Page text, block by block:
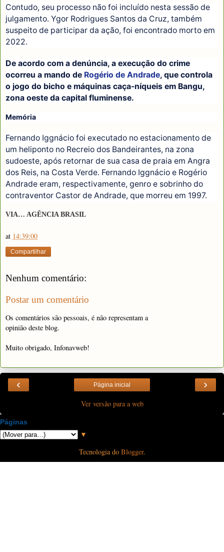
Contudo, seu processo não foi incluído nesta sessão de
julgamento. Ygor Rodrigues Santos da Cruz, também
suspeito de participar da ação, foi encontrado morto em
2022.
De acordo com a denúncia, a execução do crime
ocorreu a mando de Rogério de Andrade, que controla
o jogo do bicho e máquinas caça-níqueis em Bangu,
zona oeste da capital fluminense.
Memória
Fernando Iggnácio foi executado no estacionamento de
um heliponto no Recreio dos Bandeirantes, na zona
sudoeste, após retornar de sua casa de praia em Angra
dos Reis, na Costa Verde. Fernando Iggnácio e Rogério
Andrade eram, respectivamente, genro e sobrinho do
contraventor Castor de Andrade, que morreu em 1997.
VIA… AGÊNCIA BRASIL
at 14:39:00
Compartilhar
Nenhum comentário:
Postar um comentário
Os comentários são pessoais, é não representam a
opinião deste blog.
Muito obrigado, Infonavweb!
‹ ›
Página inicial
Ver versão para a web
Páginas
▼
Tecnologia do Blogger.